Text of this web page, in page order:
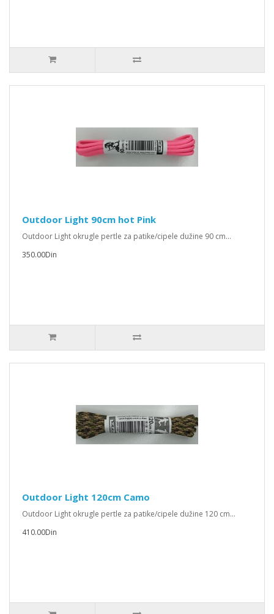
Outdoor Light 90cm hot Pink
Outdoor Light okrugle pertle za patike/cipele dužine 90 cm...
350.00Din
Outdoor Light 120cm Camo
Outdoor Light okrugle pertle za patike/cipele dužine 120 cm...
410.00Din